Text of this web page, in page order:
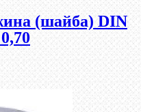
(шайба) DIN